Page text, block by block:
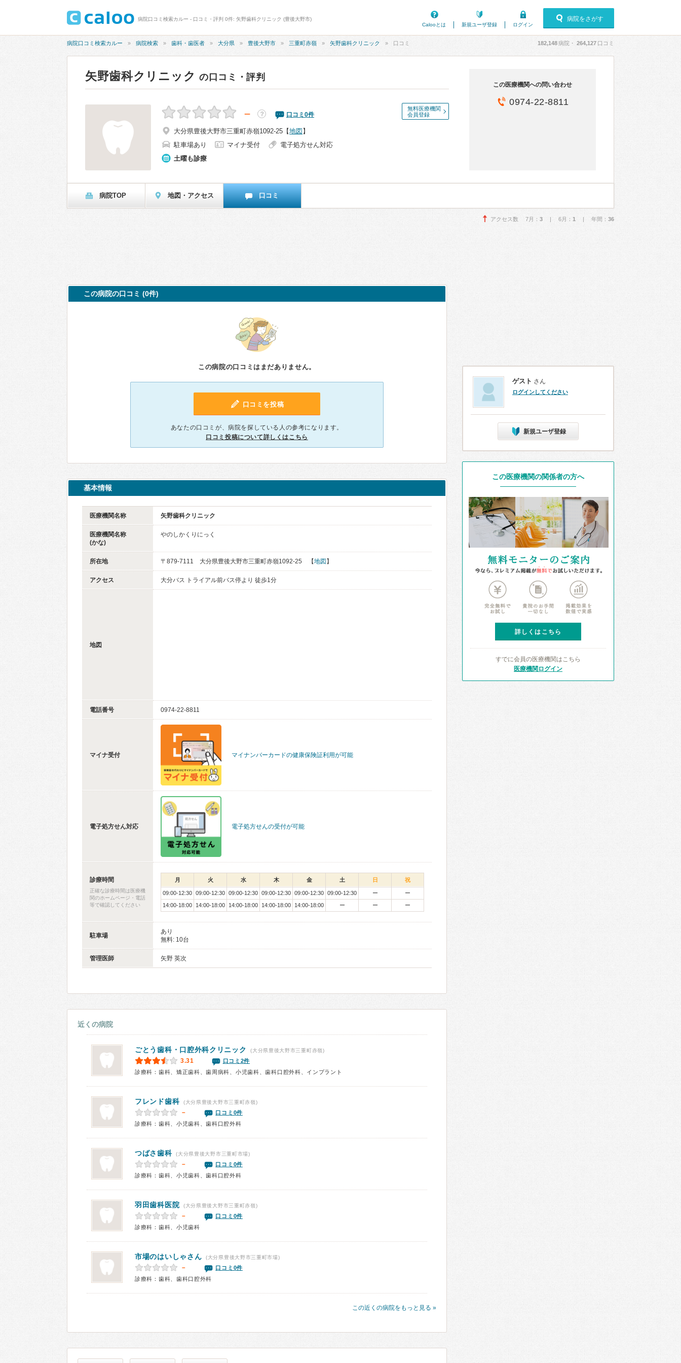
病院口コミ検索カルー - 口コミ・評判 0件: 矢野歯科クリニック (豊後大野市)
Calooとは
新規ユーザ登録 ログイン
病院をさがす
病院口コミ検索カルー 病院検索 歯科・歯医者 大分県 豊後大野市 三重町赤嶺 矢野歯科クリニック 口コミ 182,148病院・ 264,127 口コミ
矢野歯科クリニック の口コミ・評判
無料医療機関
会員登録
－ ？ 口コミ 0件
大分県豊後大野市三重町赤嶺1092-25 【地図 】
駐車場あり
マイナ受付
電子処方せん対応
土曜も診療
この医療機関への問い合わせ
0974-22-8811
病院TOP 地図・アクセス 口コミ
アクセス数 7月： 3 | 6月： 1 | 年間： 36
この病院の口コミ (0件)
この病院の口コミはまだありません。
口コミを投稿
あなたの口コミが、病院を探している人の参考になります。
口コミ投稿について詳しくはこちら
基本情報
医療機関名称 矢野歯科クリニック
医療機関名称
(かな)
やのしかくりにっく
所在地 〒879-7111 大分県豊後大野市三重町赤嶺1092-25 【地図 】
アクセス 大分バス トライアル前バス停より 徒歩1分
地図
電話番号 0974-22-8811
マイナ受付 マイナンバーカードの健康保険証利用が可能
電子処方せん対応 電子処方せんの受付が可能
診療時間
正確な診療時間は医療機
関のホームページ・電話
等で確認してください
月 火 水 木 金 土 日 祝
09:00-12:30 09:00-12:30 09:00-12:30 09:00-12:30 09:00-12:30 09:00-12:30 ー
ー
14:00-18:00
14:00-18:00 14:00-18:00 14:00-18:00 14:00-18:00 ー ー ー
駐車場
あり
無料: 10台
管理医師 矢野 英次
近くの病院
ごとう歯科・口腔外科クリニック (大分県豊後大野市三重町赤嶺)
3.31
口コミ2件
診療科：歯科、矯正歯科、歯周病科、小児歯科、歯科口腔外科、インプラント
フレンド歯科 (大分県豊後大野市三重町赤嶺)
－
口コミ0件
診療科：歯科、小児歯科、歯科口腔外科
つばさ歯科 (大分県豊後大野市三重町市場)
－
口コミ0件
診療科：歯科、小児歯科、歯科口腔外科
羽田歯科医院 (大分県豊後大野市三重町赤嶺)
－
口コミ0件
診療科：歯科、小児歯科
市場のはいしゃさん (大分県豊後大野市三重町市場)
－
口コミ0件
診療科：歯科、歯科口腔外科
この近くの病院をもっと見る »
ゲスト さん
ログインしてください
新規ユーザ登録
この医療機関の関係者の方へ
詳しくはこちら
すでに会員の医療機関はこちら
医療機関ログイン